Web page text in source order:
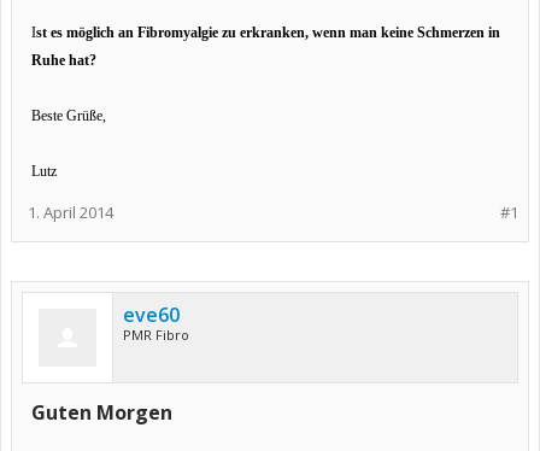
Ist es möglich an Fibromyalgie zu erkranken, wenn man keine Schmerzen in
Ruhe hat?
Beste Grüße,
Lutz
#1
1. April 2014
eve60
PMR Fibro
Guten Morgen